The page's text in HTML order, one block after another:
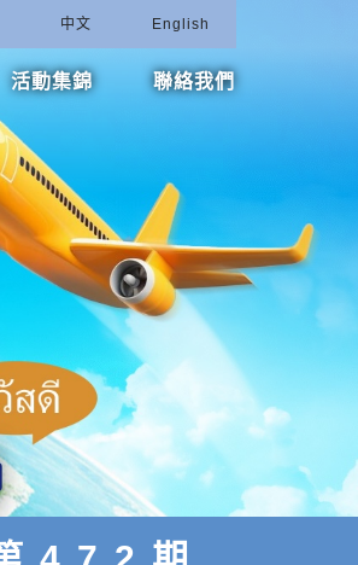
中文 English
活動集錦 聯絡我們